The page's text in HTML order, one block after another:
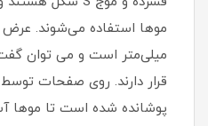
میلی‌متر است و می توان
قرار دارند. روی صفحات
پوشانده شده است تا موها